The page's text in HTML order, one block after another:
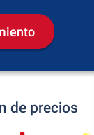
de precios